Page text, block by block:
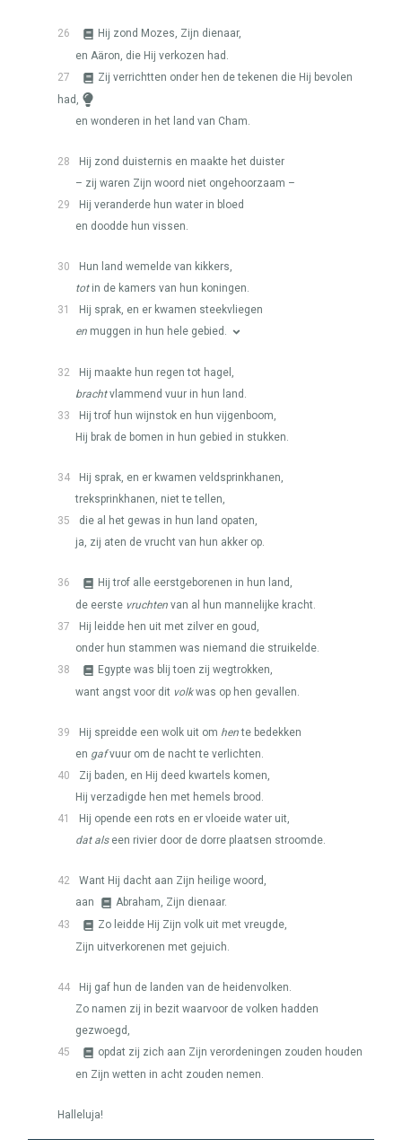
26
Hij zond Mozes, Zijn dienaar,
en Aäron, die Hij verkozen had.
27
Zij verrichtten onder hen de tekenen die Hij bevolen
had,
en wonderen in het land van Cham.
28
Hij zond duisternis en maakte het duister
– zij waren Zijn woord niet ongehoorzaam –
29
Hij veranderde hun water in bloed
en doodde hun vissen.
30
Hun land wemelde van kikkers,
totin de kamers van hun koningen.
31
Hij sprak, en er kwamen steekvliegen
en muggen in hun hele gebied.
32
Hij maakte hun regen tot hagel,
brachtvlammend vuur in hun land.
33
Hij trof hun wijnstok en hun vijgenboom,
Hij brak de bomen in hun gebied in stukken.
34
Hij sprak, en er kwamen veldsprinkhanen,
treksprinkhanen, niet te tellen,
35
die al het gewas in hun land opaten,
ja, zij aten de vrucht van hun akker op.
36
Hij trof alle eerstgeborenen in hun land,
de eerste vruchten van al hun mannelijke kracht.
37
Hij leidde hen uit met zilver en goud,
onder hun stammen was niemand die struikelde.
38
Egypte was blij toen zij wegtrokken,
want angst voor dit volkwas op hen gevallen.
39 Hij spreidde een wolk uit om hente bedekken
en gafvuur om de nacht te verlichten.
40
Zij baden, en Hij deed kwartels komen,
Hij verzadigde hen met hemels brood.
41
Hij opende een rots en er vloeide water uit,
dat alseen rivier door de dorre plaatsen stroomde.
42
Want Hij dacht aan Zijn heilige woord,
aan
Abraham, Zijn dienaar.
43
Zo leidde Hij Zijn volk uit met vreugde,
Zijn uitverkorenen met gejuich.
44
Hij gaf hun de landen van de heidenvolken.
Zo namen zij in bezit waarvoor de volken hadden
gezwoegd,
45
opdat zij zich aan Zijn verordeningen zouden houden
en Zijn wetten in acht zouden nemen.
Halleluja!